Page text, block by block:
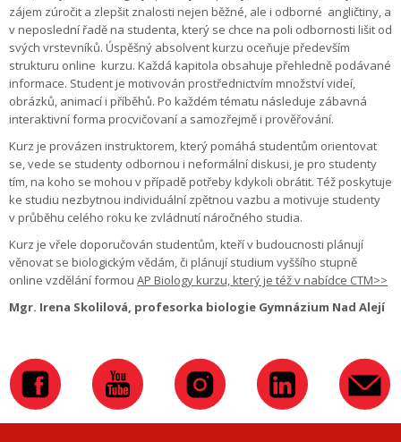
zájem zúročit a zlepšit znalosti nejen běžné, ale i odborné angličtiny, a
v neposlední řadě na studenta, který se chce na poli odbornosti lišit od
svých vrstevníků. Úspěšný absolvent kurzu oceňuje především
strukturu online kurzu. Každá kapitola obsahuje přehledně podávané
informace. Student je motivován prostřednictvím množství videí,
obrázků, animací i příběhů. Po každém tématu následuje zábavná
interaktivní forma procvičovaní a samozřejmě i prověřování.
Kurz je provázen instruktorem, který pomáhá studentům orientovat
se, vede se studenty odbornou i neformální diskusi, je pro studenty
tím, na koho se mohou v případě potřeby kdykoli obrátit. Též poskytuje
ke studiu nezbytnou individuální zpětnou vazbu a motivuje studenty
v průběhu celého roku ke zvládnutí náročného studia.
Kurz je vřele doporučován studentům, kteří v budoucnosti plánují
věnovat se biologickým vědám, či plánují studium vyššího stupně
online vzdělání formou AP Biology kurzu, který je též v nabídce CTM>>
Mgr. Irena Skolilová, profesorka biologie Gymnázium Nad Alejí